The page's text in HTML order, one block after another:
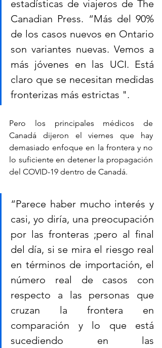
estadísticas de viajeros de The
Canadian Press. “Más del 90%
de los casos nuevos en Ontario
son variantes nuevas. Vemos a
más jóvenes en las UCI. Está
claro que se necesitan medidas
fronterizas más estrictas ".
Pero los principales médicos de
Canadá dijeron el viernes que hay
demasiado enfoque en la frontera y no
lo suficiente en detener la propagación
del COVID-19 dentro de Canadá.
“Parece haber mucho interés y
casi, yo diría, una preocupación
por las fronteras ;pero al final
del día, si se mira el riesgo real
en términos de importación, el
número real de casos con
respecto a las personas que
cruzan la frontera en
comparación y lo que está
sucediendo en las